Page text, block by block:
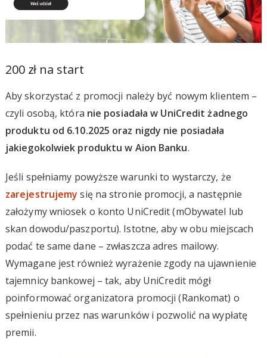
200 zł na start
Aby skorzystać z promocji należy być nowym klientem –
czyli osobą, która nie posiadała w UniCredit żadnego
produktu od 6.10.2025 oraz nigdy nie posiadała
jakiegokolwiek produktu w Aion Banku.
Jeśli spełniamy powyższe warunki to wystarczy, że
zarejestrujemy się na stronie promocji, a następnie
założymy wniosek o konto UniCredit (mObywatel lub
skan dowodu/paszportu). Istotne, aby w obu miejscach
podać te same dane – zwłaszcza adres mailowy.
Wymagane jest również wyrażenie zgody na ujawnienie
tajemnicy bankowej – tak, aby UniCredit mógł
poinformować organizatora promocji (Rankomat) o
spełnieniu przez nas warunków i pozwolić na wypłatę
premii.